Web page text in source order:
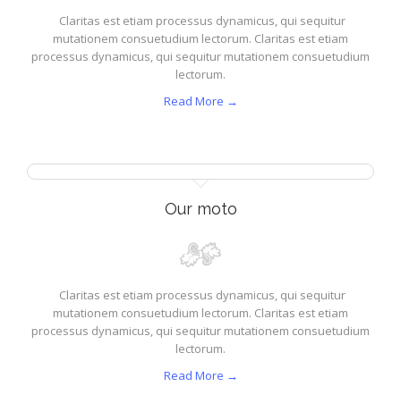
Claritas est etiam processus dynamicus, qui sequitur
mutationem consuetudium lectorum. Claritas est etiam
processus dynamicus, qui sequitur mutationem consuetudium
lectorum.
Read More →
Our moto
Claritas est etiam processus dynamicus, qui sequitur
mutationem consuetudium lectorum. Claritas est etiam
processus dynamicus, qui sequitur mutationem consuetudium
lectorum.
Read More →